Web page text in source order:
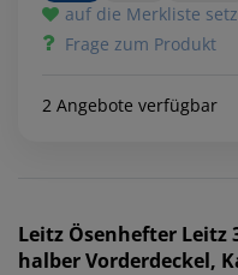
auf die Merkliste
Frage zum Produkt
2 Angebote verfügbar
Leitz Ösenhefter Leitz
halber Vorderdeckel,